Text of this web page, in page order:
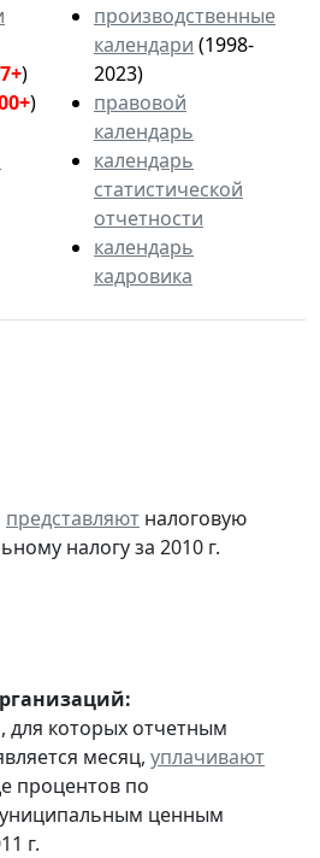
)
)
производственные
календари (1998-
2023)
правовой
календарь
календарь
статистической
отчетности
календарь
кадровика
представляют налоговую
налогу за 2010 г.
для которых отчетным
месяц, уплачивают
процентов по
ценным
г.